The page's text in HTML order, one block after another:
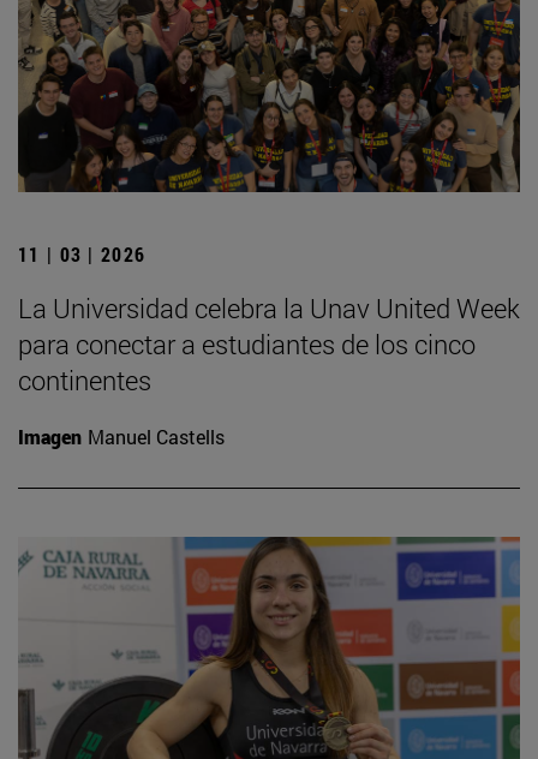
11 | 03 | 2026
La Universidad celebra la Unav United Week
para conectar a estudiantes de los cinco
continentes
Imagen Manuel Castells